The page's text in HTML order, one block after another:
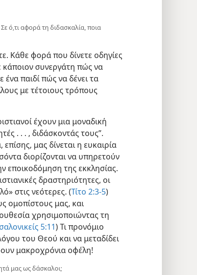
ό,τι αφορά τη διδασκαλία, ποια
Κάθε φορά που δίνετε οδηγίες
κάποιον συνεργάτη πώς να
ένα παιδί πώς να δένει τα
με τέτοιους τρόπους
έχουν μια μοναδική
. . . , διδάσκοντάς τους”.
μας δίνεται η ευκαιρία
διορίζονται να υπηρετούν
εποικοδόμηση της εκκλησίας.
δραστηριότητες, οι
στις νεότερες. (Τίτο 2:3-5)
ομοπίστους μας, και
χρησιμοποιώντας τη
5:11) Τι προνόμιο
του Θεού και να μεταδίδει
μακροχρόνια οφέλη!
μας ως δάσκαλοι;